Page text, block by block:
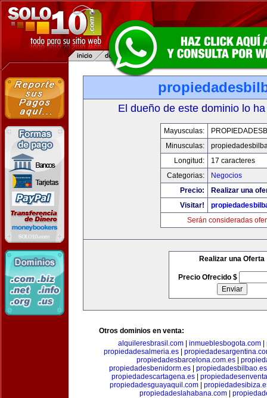
El dueño de este dominio lo
Mayusculas:
Minusculas:
Longitud:
17 caracteres
Categorias:
Negocios
Precio:
Realizar una
Visitar!
Serán consideradas
Realizar una Oferta
Precio Ofrecido $
Otros dominios en venta:
alquileresbrasil.com| inmueblesbogota.com|
propiedadesalmeria.es
propiedadesbarcelona.com.es|
propiedadesbenidorm.es
propiedadesbilbao.es
propiedadescartagena.es|
propiedadesguayaquil.com
propiedadeslahabana.com|